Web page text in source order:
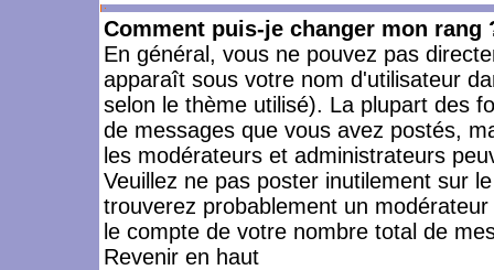
Comment puis-je changer mon rang
En général, vous ne pouvez pas
apparaît sous votre nom d'utilisateur
selon le thème utilisé). La plupart des
de messages que vous avez postés,
les modérateurs et administrateurs
Veuillez ne pas poster inutilement sur
trouverez probablement un
le compte de votre nombre total de
Revenir en haut